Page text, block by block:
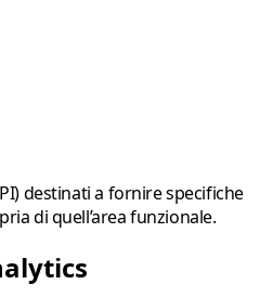
destinati a fornire specifiche
di quell’area funzionale.